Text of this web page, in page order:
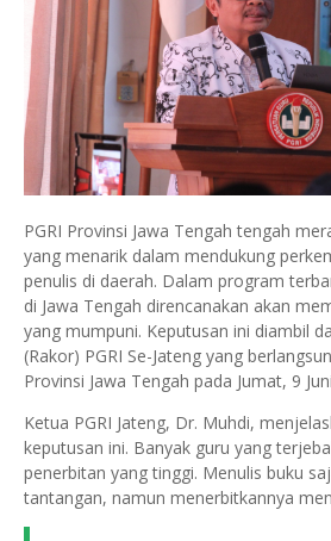
PGRI Provinsi Jawa Tengah tengah
yang menarik dalam mendukung
penulis di daerah. Dalam program
di Jawa Tengah direncanakan akan
yang mumpuni. Keputusan ini diambil
(Rakor) PGRI Se-Jateng yang
Provinsi Jawa Tengah pada Jumat, 9
Ketua PGRI Jateng, Dr. Muhdi,
keputusan ini. Banyak guru yang
penerbitan yang tinggi. Menulis buku
tantangan, namun menerbitkannya